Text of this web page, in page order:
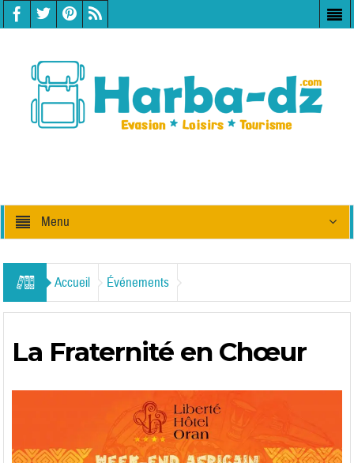
Menu
Accueil Événements
La Fraternité en Chœur